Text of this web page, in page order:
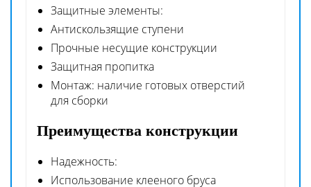
Защитные элементы:
Антискользящие ступени
Прочные несущие конструкции
Защитная пропитка
Монтаж: наличие готовых отверстий
для сборки
Преимущества конструкции
Надежность:
Использование клееного бруса